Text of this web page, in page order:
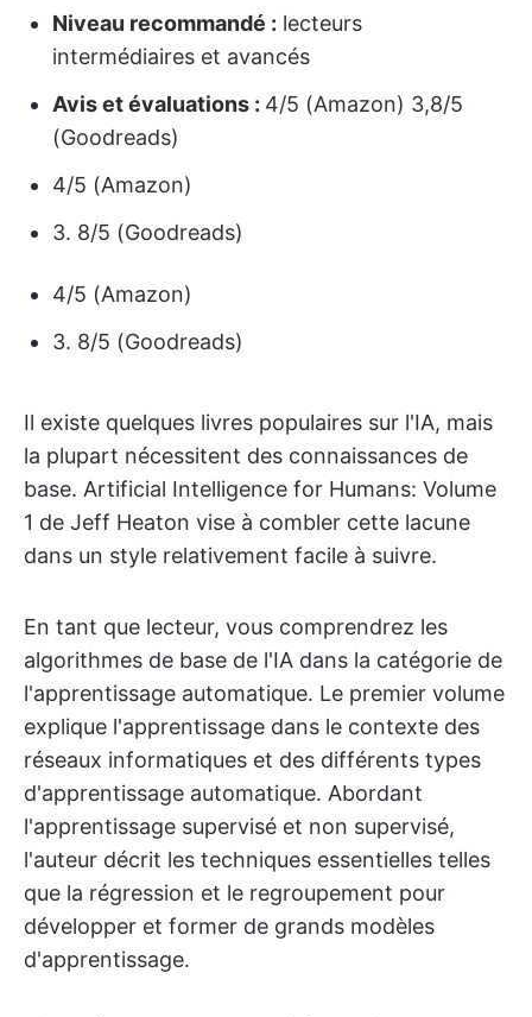
Niveau recommandé : lecteurs
intermédiaires et avancés
Avis et évaluations : 4/5 (Amazon) 3,8/5
(Goodreads)
4/5 (Amazon)
3. 8/5 (Goodreads)
4/5 (Amazon)
3. 8/5 (Goodreads)
Il existe quelques livres populaires sur l'IA, mais
la plupart nécessitent des connaissances de
base. Artificial Intelligence for Humans: Volume
1 de Jeff Heaton vise à combler cette lacune
dans un style relativement facile à suivre.
En tant que lecteur, vous comprendrez les
algorithmes de base de l'IA dans la catégorie de
l'apprentissage automatique. Le premier volume
explique l'apprentissage dans le contexte des
réseaux informatiques et des différents types
d'apprentissage automatique. Abordant
l'apprentissage supervisé et non supervisé,
l'auteur décrit les techniques essentielles telles
que la régression et le regroupement pour
développer et former de grands modèles
d'apprentissage.